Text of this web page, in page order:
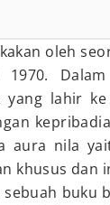
oleh
yang lahir
aura nila
khusus dan
buku